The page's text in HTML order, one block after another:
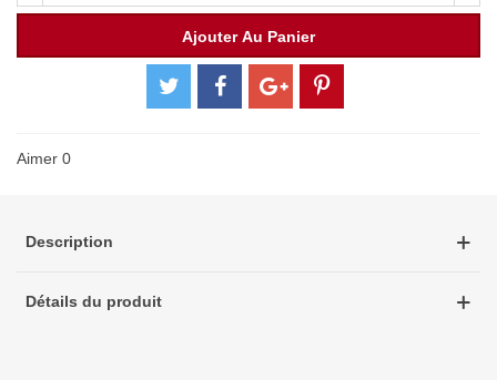
Ajouter Au Panier
Aimer 0
Description
Détails du produit